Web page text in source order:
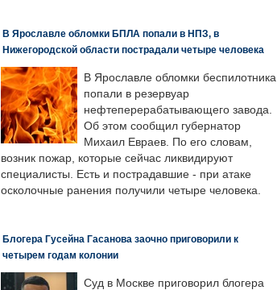
В Ярославле обломки БПЛА попали в НПЗ, в
Нижегородской области пострадали четыре человека
В Ярославле обломки беспилотника
попали в резервуар
нефтеперерабатывающего завода.
Об этом сообщил губернатор
Михаил Евраев. По его словам,
возник пожар, которые сейчас ликвидируют
специалисты. Есть и пострадавшие - при атаке
осколочные ранения получили четыре человека.
Блогера Гусейна Гасанова заочно приговорили к
четырем годам колонии
Суд в Москве приговорил блогера